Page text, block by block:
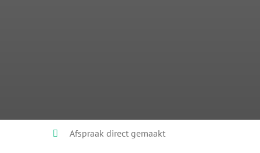
Afspraak direct gemaakt